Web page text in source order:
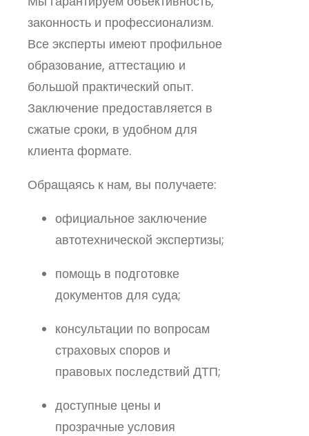
законность и профессионализм.
Все эксперты имеют профильное
образование, аттестацию и
большой практический опыт.
Заключение предоставляется в
сжатые сроки, в удобном для
клиента формате.
Обращаясь к нам, вы получаете:
официальное заключение
автотехнической экспертизы;
помощь в подготовке
документов для суда;
консультации по вопросам
страховых споров и
правовых последствий ДТП;
доступные цены и
прозрачные условия